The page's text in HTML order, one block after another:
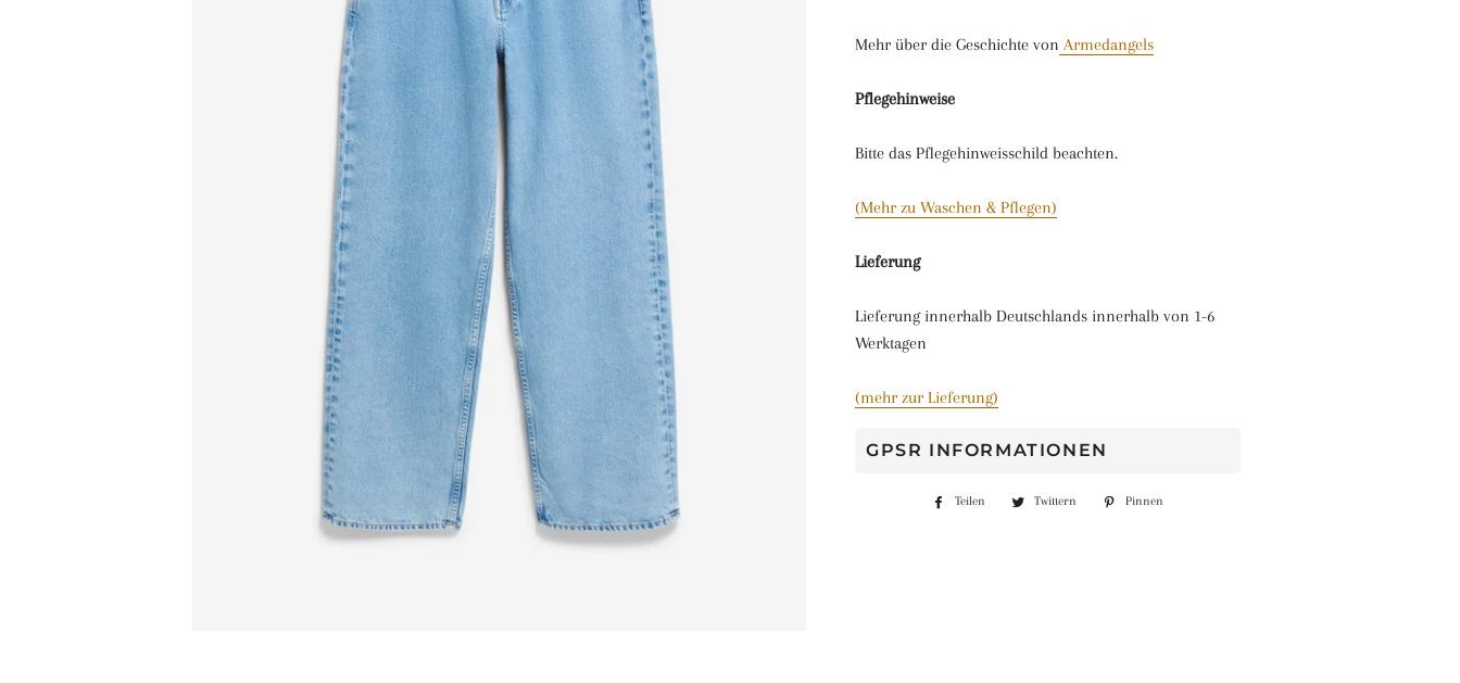
Mehr über die Geschichte von Armedangels
Pflegehinweise
Bitte das Pflegehinweisschild beachten.
(Mehr zu Waschen & Pflegen)
Lieferung
Lieferung innerhalb Deutschlands innerhalb von 1-6
Werktagen
(mehr zur Lieferung)
GPSR INFORMATIONEN
Teilen
Auf
Twittern
Auf
Pinnen